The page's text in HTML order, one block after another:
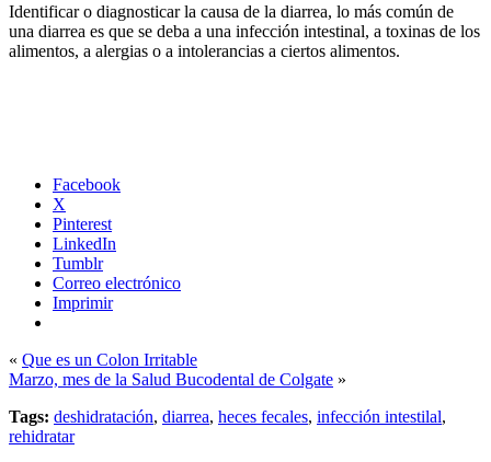
Identificar o diagnosticar la causa de la diarrea, lo más común de
una diarrea es que se deba a una infección intestinal, a toxinas de los
alimentos, a alergias o a intolerancias a ciertos alimentos.
Facebook
X
Pinterest
LinkedIn
Tumblr
Correo electrónico
Imprimir
« Que es un Colon Irritable
Marzo, mes de la Salud Bucodental de Colgate »
Tags: deshidratación, diarrea, heces fecales, infección intestilal,
rehidratar